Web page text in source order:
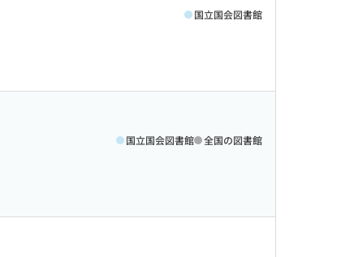
国立国会図書館
国立国会図書館 全国の図書館